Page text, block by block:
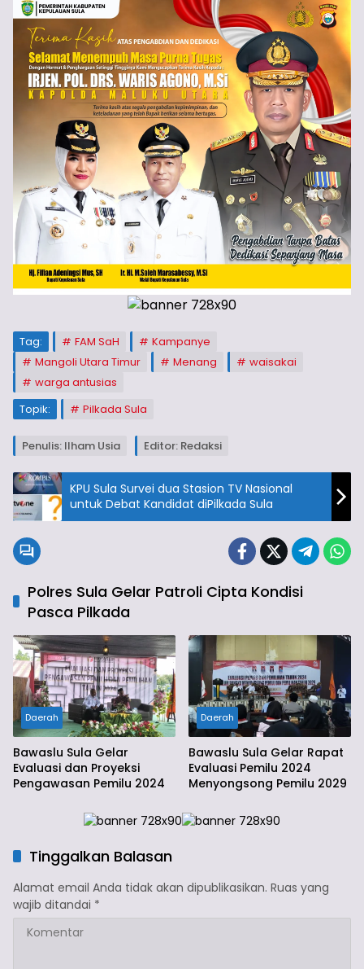
Tag: FAM SaH
Kampanye
Mangoli Utara Timur
Menang
waisakai
warga antusias
Topik:
Pilkada Sula
Penulis: Ilham Usia Editor: Redaksi
KPU Sula Survei dua Stasion TV Nasional
untuk Debat Kandidat diPilkada Sula
Polres Sula Gelar Patroli Cipta Kondisi
Pasca Pilkada
Daerah
Bawaslu Sula Gelar
Evaluasi dan Proyeksi
Pengawasan Pemilu 2024
Daerah
Bawaslu Sula Gelar Rapat
Evaluasi Pemilu 2024
Menyongsong Pemilu 2029
Tinggalkan Balasan
Alamat email Anda tidak akan dipublikasikan. Ruas yang
wajib ditandai *